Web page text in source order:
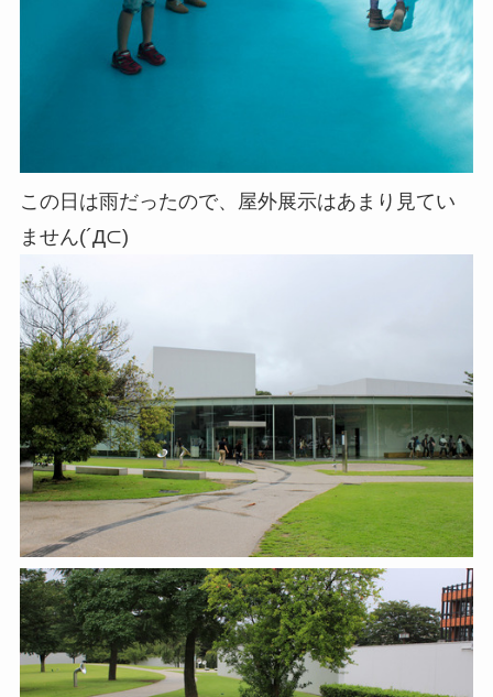
この日は雨だったので、屋外展示はあまり見てい
ません(´Д⊂)